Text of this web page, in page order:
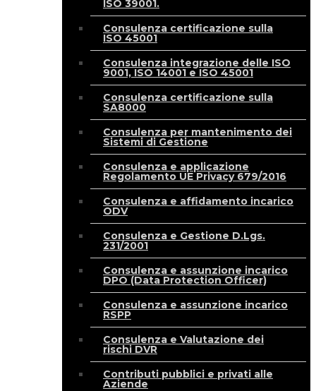
ISO 39001.
Consulenza certificazione sulla
ISO 45001
Consulenza integrazione delle ISO
9001, ISO 14001 e ISO 45001
Consulenza certificazione sulla
SA8000
Consulenza per mantenimento dei
Sistemi di Gestione
Consulenza e applicazione
Regolamento UE Privacy 679/2016
Consulenza e affidamento incarico
ODV
Consulenza e Gestione D.Lgs.
231/2001
Consulenza e assunzione incarico
DPO (Data Protection Officer)
Consulenza e assunzione incarico
RSPP
Consulenza e Valutazione dei
rischi DVR
Contributi pubblici e privati alle
Aziende